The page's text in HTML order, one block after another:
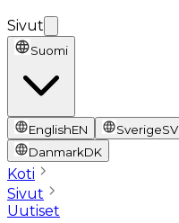
Sivut
Suomi
EnglishEN SverigeSV
DanmarkDK
Koti
Sivut
Uutiset